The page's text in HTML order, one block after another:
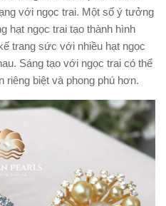
với ngọc trai. Một số ý tưởng
hạt ngọc trai tạo thành hình
trang sức với nhiều hạt ngọc
Sáng tạo với ngọc trai có thể
riêng biệt và phong phú hơn.